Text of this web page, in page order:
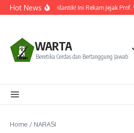
Lewati ke konten
Hot NewsResmi Dilantik! Ini Rekam Jejak
WARTA
Beretika Cerdas dan Bertanggung Jawab
Home / NARASI